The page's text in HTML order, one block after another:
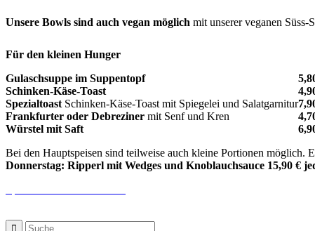
Unsere Bowls sind auch vegan möglich mit unserer veganen Süss-
Für den kleinen Hunger
Gulaschsuppe im Suppentopf
Schinken-Käse-Toast
Spezialtoast Schinken-Käse-Toast mit Spiegelei und Salatgarnitur
Frankfurter oder Debreziner mit Senf und Kren
Würstel mit Saft
Bei den Hauptspeisen sind teilweise auch kleine Portionen möglich.
Donnerstag: Ripperl mit Wedges und Knoblauchsauce 15,90 €